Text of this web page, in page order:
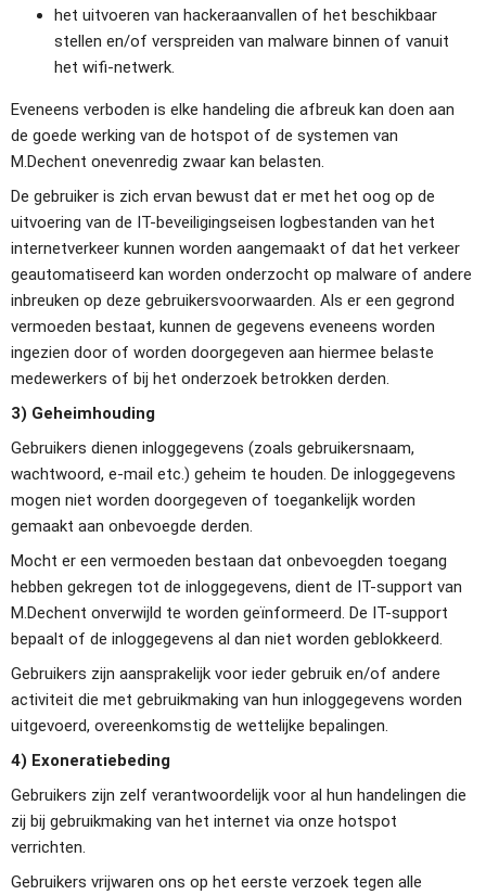
het uitvoeren van hackeraanvallen of het beschikbaar
stellen en/of verspreiden van malware binnen of vanuit
het wifi-netwerk.
Eveneens verboden is elke handeling die afbreuk kan doen aan
de goede werking van de hotspot of de systemen van
M.Dechent onevenredig zwaar kan belasten.
De gebruiker is zich ervan bewust dat er met het oog op de
uitvoering van de IT-beveiligingseisen logbestanden van het
internetverkeer kunnen worden aangemaakt of dat het verkeer
geautomatiseerd kan worden onderzocht op malware of andere
inbreuken op deze gebruikersvoorwaarden. Als er een gegrond
vermoeden bestaat, kunnen de gegevens eveneens worden
ingezien door of worden doorgegeven aan hiermee belaste
medewerkers of bij het onderzoek betrokken derden.
3) Geheimhouding
Gebruikers dienen inloggegevens (zoals gebruikersnaam,
wachtwoord, e-mail etc.) geheim te houden. De inloggegevens
mogen niet worden doorgegeven of toegankelijk worden
gemaakt aan onbevoegde derden.
Mocht er een vermoeden bestaan dat onbevoegden toegang
hebben gekregen tot de inloggegevens, dient de IT-support van
M.Dechent onverwijld te worden geïnformeerd. De IT-support
bepaalt of de inloggegevens al dan niet worden geblokkeerd.
Gebruikers zijn aansprakelijk voor ieder gebruik en/of andere
activiteit die met gebruikmaking van hun inloggegevens worden
uitgevoerd, overeenkomstig de wettelijke bepalingen.
4) Exoneratiebeding
Gebruikers zijn zelf verantwoordelijk voor al hun handelingen die
zij bij gebruikmaking van het internet via onze hotspot
verrichten.
Gebruikers vrijwaren ons op het eerste verzoek tegen alle